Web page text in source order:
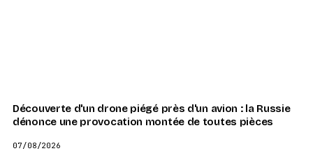
Découverte d'un drone piégé près d'un avion : la Russie
dénonce une provocation montée de toutes pièces
07/08/2026